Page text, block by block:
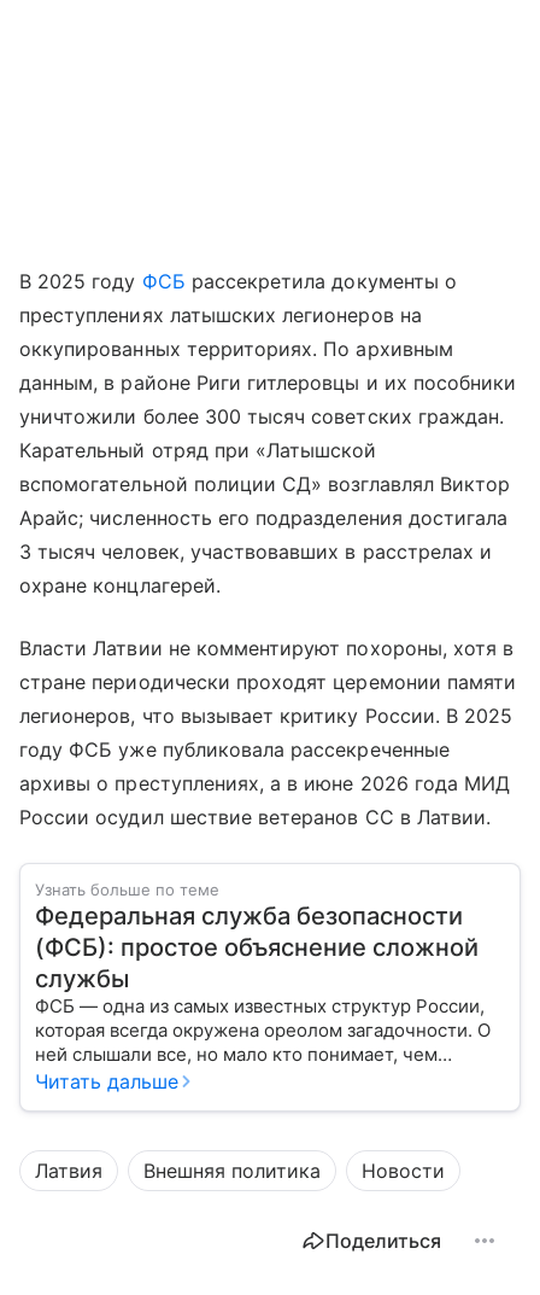
В 2025 году ФСБ рассекретила документы о
преступлениях латышских легионеров на
оккупированных территориях. По архивным
данным, в районе Риги гитлеровцы и их пособники
уничтожили более 300 тысяч советских граждан.
Карательный отряд при «Латышской
вспомогательной полиции СД» возглавлял Виктор
Арайс; численность его подразделения достигала
3 тысяч человек, участвовавших в расстрелах и
охране концлагерей.
Власти Латвии не комментируют похороны, хотя в
стране периодически проходят церемонии памяти
легионеров, что вызывает критику России. В 2025
году ФСБ уже публиковала рассекреченные
архивы о преступлениях, а в июне 2026 года МИД
России осудил шествие ветеранов СС в Латвии.
Узнать больше по теме
Федеральная служба безопасности
(ФСБ): простое объяснение сложной
службы
ФСБ — одна из самых известных структур России,
которая всегда окружена ореолом загадочности. О
ней слышали все, но мало кто понимает, чем
именно занимается Федеральная служба
Читать дальше
Латвия Внешняя политика Новости
Поделиться